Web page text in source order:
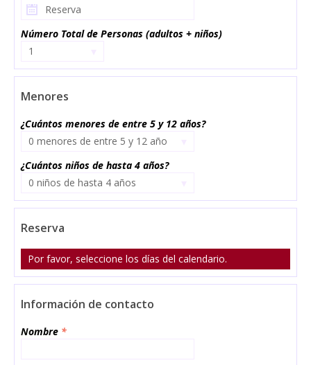
Número Total de Personas (adultos + niños)
1
Menores
¿Cuántos menores de entre 5 y 12 años?
0 menores de entre 5 y 12 año
s
¿Cuántos niños de hasta 4 años?
0 niños de hasta 4 años
Reserva
Por favor, seleccione los días del calendario.
Información de contacto
Nombre *